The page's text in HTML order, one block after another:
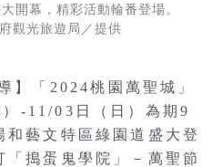
開幕，精彩活動輪番登場。
觀光旅遊局／提供
】「2024桃園萬聖城」
-11/03日（日）為期9
和藝文特區綠園道盛大登
搗蛋鬼學院」－萬聖節